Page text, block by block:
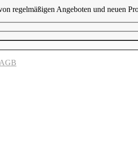
regelmäßigen Angeboten und neuen
AGB